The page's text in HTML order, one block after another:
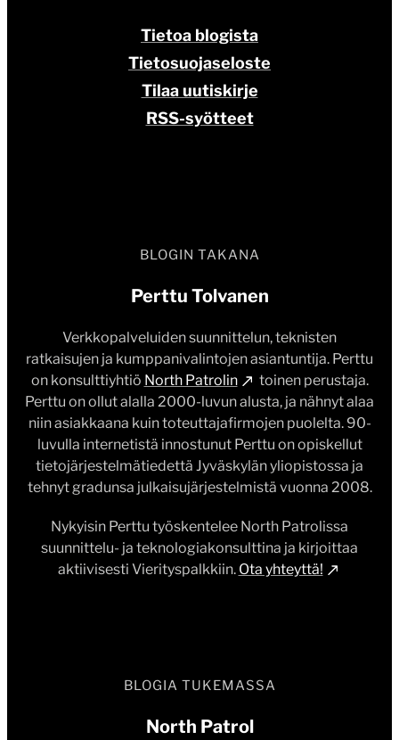
BLOGIN TAKANA
Perttu Tolvanen
Verkkopalveluiden suunnittelun, teknisten
ratkaisujen ja kumppanivalintojen asiantuntija. Perttu
on konsulttiyhtiö North Patrolin
toinen perustaja.
Perttu on ollut alalla 2000-luvun alusta, ja nähnyt alaa
niin asiakkaana kuin toteuttajafirmojen puolelta. 90-
luvulla internetistä innostunut Perttu on opiskellut
tietojärjestelmätiedettä Jyväskylän yliopistossa ja
tehnyt gradunsa julkaisujärjestelmistä vuonna 2008.
Nykyisin Perttu työskentelee North Patrolissa
suunnittelu- ja teknologiakonsulttina ja kirjoittaa
aktiivisesti Vierityspalkkiin. Ota yhteyttä!
Tietoa blogista
Tietosuojaseloste
Tilaa uutiskirje
RSS-syötteet
BLOGIA TUKEMASSA
North Patrol